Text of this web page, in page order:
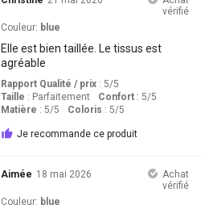
vérifié
Couleur: blue
Elle est bien taillée. Le tissus est
agréable
Rapport Qualité / prix: 5/5
Taille : Parfaitement Confort: 5/5
Matière : 5/5 Coloris : 5/5
Je recommande ce produit
Aimée 18 mai 2026
Achat
vérifié
Couleur: blue